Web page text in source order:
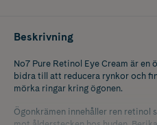
Beskrivning
No7 Pure Retinol Eye Cream är en
bidra till att reducera rynkor och
mörka ringar kring ögonen.
Ögonkrämen innehåller ren